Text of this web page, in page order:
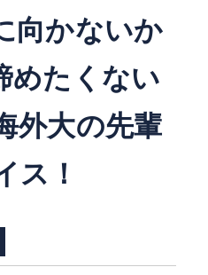
向かないか
めたくない
外大の先輩
ス！